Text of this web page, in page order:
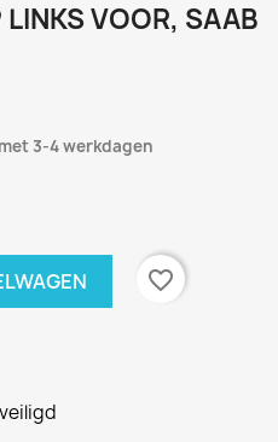
VOOR, SAAB
3-4 werkdagen
favorite_border